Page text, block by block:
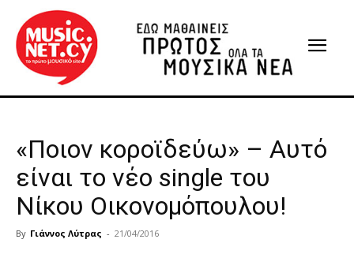
«Ποιον κοροϊδεύω» – Αυτό
είναι το νέο single του
Νίκου Οικονομόπουλου!
By Γιάννος Λύτρας - 21/04/2016